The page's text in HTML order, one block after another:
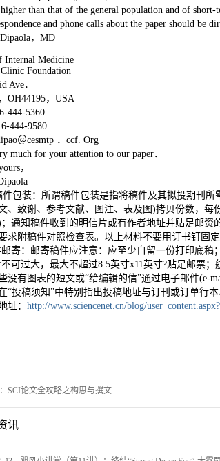
than that of the general population and of short-
and phone calls about the paper should be
，MD
Internal Medicine
Foundation
Ave．
OH44195，USA
444-5360
444-9580
＠cesmtp ．ccf. Org
much for your attention to our paper．
，
件包装：所谓稿件包装是指将稿件及其拟投期刊
、致谢、参考文献、图注、表及图)拷贝份数，
通知稿件收到的明信片或有作者地址并贴足邮资
求附稿件对照检查表。以上材料不要用订书钉固
寄：邮寄稿件应注意：应至少自留一份打印底稿
可过大，最大不超过8.5英寸x11英寸?贴足邮票
没有图表的短文或“给编辑的信”通过电子邮件(e-
“投稿须知”中特别指出投稿地址与订刊或订单行
址： http://www.sciencenet.cn/blog/
SCI论文全攻略之构思与撰文
讯